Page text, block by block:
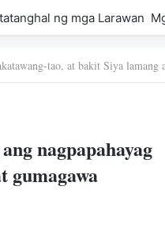
ng mga Larawan
nagpapahayag
gumagawa